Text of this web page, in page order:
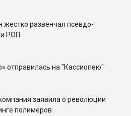
жестко развенчал псевдо-
РОП
отправилась на "Кассиопею"
заявила о революции
полимеров